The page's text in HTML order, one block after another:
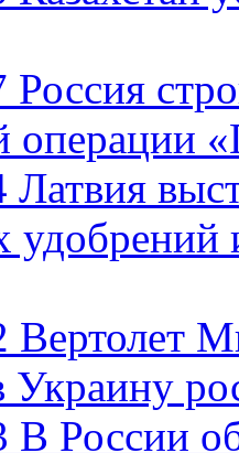
Россия
операции
Латвия
Вертолет
Украину
В России